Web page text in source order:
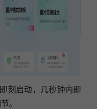
刻启动，几秒钟内即
。